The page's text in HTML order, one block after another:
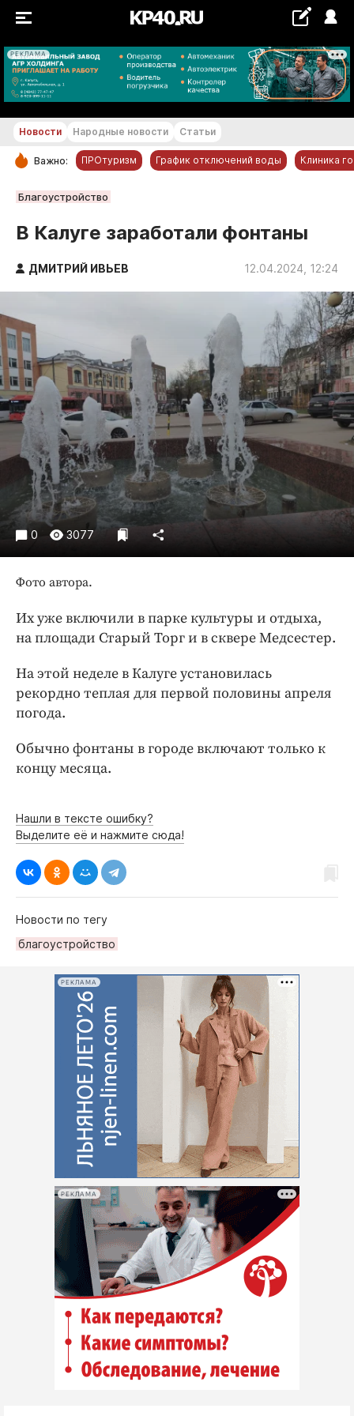
РЕКЛАМА
+18...+19 °С
РУБРИКИ
Новости компаний
Статьи
Народные новости
Благоустройство
Криминал
Культура
Недвижимость и ЖКХ
Образование
Общество
Погода
Праздники
Происшествия
Спорт
Экономика и бизнес
Блоги
Издания
Медиаперсона
Интересное чтиво
Бренд года
Новости Народные новости Статьи
Важно: ПРОтуризм График отключений воды Клиника
Благоустройство
В Калуге заработали фонтаны
ДМИТРИЙ ИВЬЕВ 12.04.2024, 12:24
0 3077
Фото автора.
Их уже включили в парке культуры и отдыха,
на площади Старый Торг и в сквере Медсестер.
На этой неделе в Калуге установилась
рекордно теплая для первой половины апреля
погода.
Обычно фонтаны в городе включают только к
концу месяца.
Нашли в тексте ошибку?
Выделите её и нажмите сюда!
Новости по тегу
благоустройство
РЕКЛАМА
РЕКЛАМА